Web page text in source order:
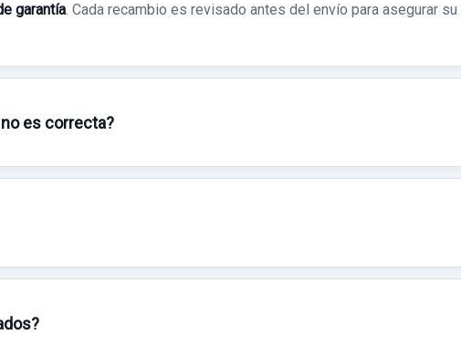
garantía. Cada recambio es revisado antes del envío para asegurar
es correcta?